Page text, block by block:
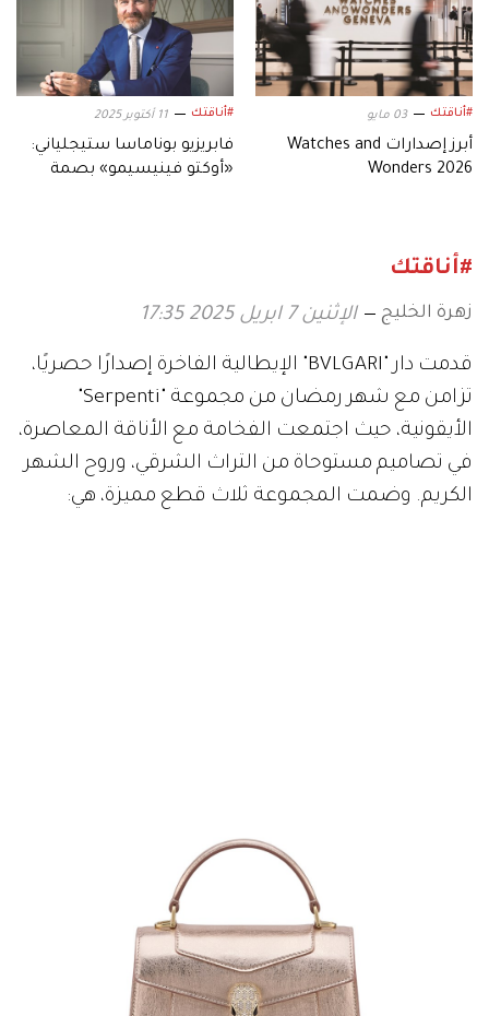
#أناقتك 03 مايو
أبرز إصدارات Watches and
Wonders 2026
#أناقتك 11 أكتوبر 2025
فابريزيو بوناماسا ستيجلياني:
«أوكتو فينيسيمو» بصمة
#أناقتك
زهرة الخليج الإثنين 7 ابريل 2025 17:35
قدمت دار "BVLGARI" الإيطالية الفاخرة إصدارًا حصريًا،
تزامن مع شهر رمضان من مجموعة "Serpenti"
الأيقونية، حيث اجتمعت الفخامة مع الأناقة المعاصرة،
في تصاميم مستوحاة من التراث الشرقي، وروح الشهر
الكريم. وضمت المجموعة ثلاث قطع مميزة، هي: